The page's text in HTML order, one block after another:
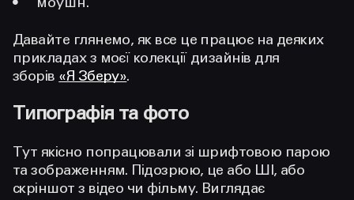
моушн.
Давайте глянемо, як все це працює на деяких
прикладах з моєї колекції дизайнів для
зборів «Я Зберу».
Типографія та фото
Тут якісно попрацювали зі шрифтовою парою
та зображенням. Підозрюю, це або ШІ, або
скріншот з відео чи фільму. Виглядає